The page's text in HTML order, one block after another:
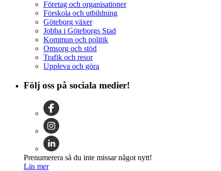
Företag och organisationer
Förskola och utbildning
Göteborg växer
Jobba i Göteborgs Stad
Kommun och politik
Omsorg och stöd
Trafik och resor
Uppleva och göra
Följ oss på sociala medier!
Prenumerera så du inte missar något nytt!
Läs mer